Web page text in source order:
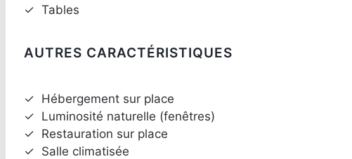
✓ Tables
AUTRES CARACTÉRISTIQUES
✓ Hébergement sur place
✓ Luminosité naturelle (fenêtres)
✓ Restauration sur place
✓ Salle climatisée